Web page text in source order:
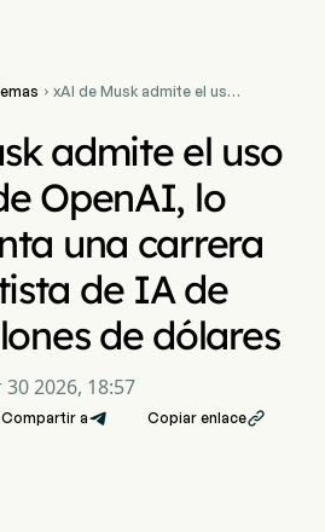
 xAI de Musk admite el uso
armamentista de IA de
60.000 millones de
dólares
admite el uso
OpenAI, lo
una carrera
de IA de
de dólares
30 2026, 18:57
Compartir a Copiar enlace